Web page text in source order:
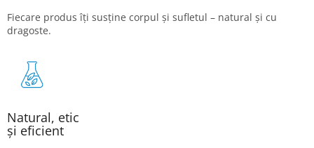
Fiecare produs îți susține corpul și sufletul – natural și cu
dragoste.
Natural, etic
și eficient